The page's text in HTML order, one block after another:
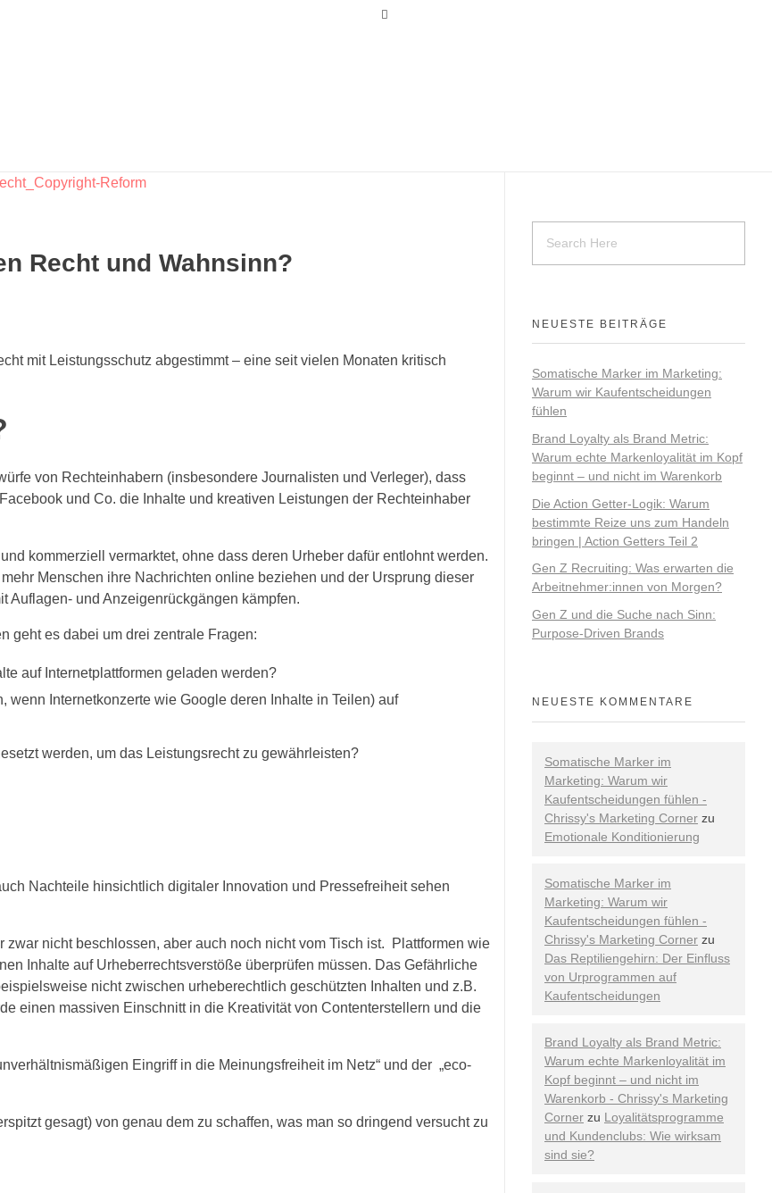
Recht und Wahnsinn?
mit Leistungsschutz abgestimmt – eine seit vielen Monaten kritisch
von Rechteinhabern (insbesondere Journalisten und Verleger), dass
und Co. die Inhalte und kreativen Leistungen der Rechteinhaber
kommerziell vermarktet, ohne dass deren Urheber dafür entlohnt werden.
Menschen ihre Nachrichten online beziehen und der Ursprung dieser
Auflagen- und Anzeigenrückgängen kämpfen.
geht es dabei um drei zentrale Fragen:
auf Internetplattformen geladen werden?
Internetkonzerte wie Google deren Inhalte in Teilen) auf
werden, um das Leistungsrecht zu gewährleisten?
Nachteile hinsichtlich digitaler Innovation und Pressefreiheit sehen
nicht beschlossen, aber auch noch nicht vom Tisch ist. Plattformen wie
Inhalte auf Urheberrechtsverstöße überprüfen müssen. Das Gefährliche
nicht zwischen urheberechtlich geschützten Inhalten und z.B.
einen massiven Einschnitt in die Kreativität von Contenterstellern und die
Eingriff in die Meinungsfreiheit im Netz“ und der „eco-
gesagt) von genau dem zu schaffen, was man so dringend versucht zu
NEUESTE BEITRÄGE
Somatische Marker im Marketing:
Warum wir Kaufentscheidungen
fühlen
Brand Loyalty als Brand Metric:
Warum echte Markenloyalität im Kopf
beginnt – und nicht im Warenkorb
Die Action Getter-Logik: Warum
bestimmte Reize uns zum Handeln
bringen | Action Getters Teil 2
Gen Z Recruiting: Was erwarten die
Arbeitnehmer:innen von Morgen?
Gen Z und die Suche nach Sinn:
Purpose-Driven Brands
NEUESTE KOMMENTARE
Somatische Marker im
Marketing: Warum wir
Kaufentscheidungen fühlen -
Chrissy's Marketing Corner zu
Emotionale Konditionierung
Somatische Marker im
Marketing: Warum wir
Kaufentscheidungen fühlen -
Chrissy's Marketing Corner zu
Das Reptiliengehirn: Der Einfluss
von Urprogrammen auf
Kaufentscheidungen
Brand Loyalty als Brand Metric:
Warum echte Markenloyalität im
Kopf beginnt – und nicht im
Warenkorb - Chrissy's Marketing
Corner zu Loyalitätsprogramme
und Kundenclubs: Wie wirksam
sind sie?